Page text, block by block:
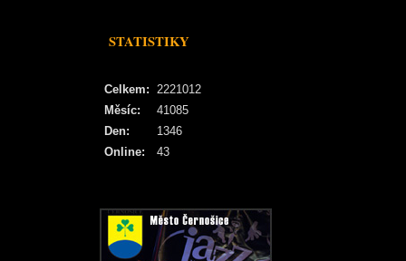
STATISTIKY
Online: 43
Celkem: 2221012
Měsíc:
41085
Den:
1346